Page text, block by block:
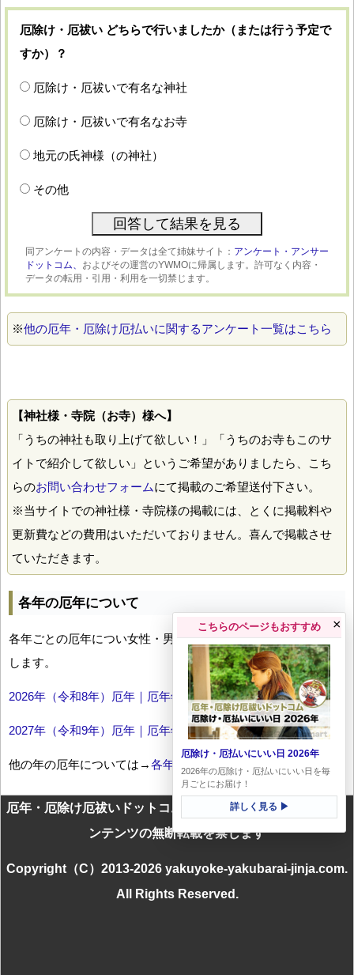
厄除け・厄祓い どちらで行いましたか（または行う予定で
すか）？
厄除け・厄祓いで有名な神社
厄除け・厄祓いで有名なお寺
地元の氏神様（の神社）
その他
同アンケートの内容・データは全て姉妹サイト： アンケート・アンサー
ドットコム、 およびその運営のYWMOに帰属します。許可なく内容・
データの転用・引用・利用を一切禁じます。
※他の厄年・厄除け厄払いに関するアンケート一覧はこちら
【神社様・寺院（お寺）様へ】
「うちの神社も取り上げて欲しい！」「うちのお寺もこのサ
イトで紹介して欲しい」というご希望がありましたら、こち
らのお問い合わせフォームにて掲載のご希望送付下さい。
※当サイトでの神社様・寺院様の掲載には、とくに掲載料や
更新費などの費用はいただいておりません。喜んで掲載させ
ていただきます。
各年の厄年について
各年ごとの厄年につい女性・男性の年齢早見表とともにお伝え
します。
2026年（令和8年）厄年｜厄年年齢早見表
2027年（令和9年）厄年｜厄年年齢早見表
他の年の厄年については→各年厄年一覧
厄年・厄除け厄祓いドットコムに掲載のテキスト・画像等コ
ンテンツの無断転載を禁じます
Copyright（C）2013-2026 yakuyoke-yakubarai-jinja.com.
All Rights Reserved.
こちらのページもおすすめ
厄除け・厄払いにいい日 2026年
2026年の厄除け・厄払いにいい日を毎
月ごとにお届け！
詳しく見る ▶
×